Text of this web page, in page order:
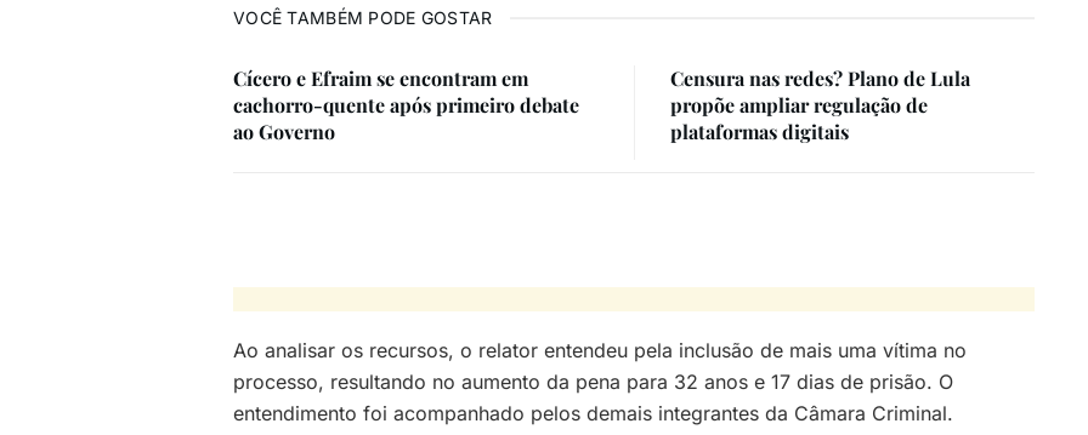
VOCÊ TAMBÉM PODE GOSTAR
Cícero e Efraim se encontram em
cachorro-quente após primeiro debate
ao Governo
Censura nas redes? Plano de Lula
propõe ampliar regulação de
plataformas digitais
Ao analisar os recursos, o relator entendeu pela inclusão de mais uma vítima no
processo, resultando no aumento da pena para 32 anos e 17 dias de prisão. O
entendimento foi acompanhado pelos demais integrantes da Câmara Criminal.